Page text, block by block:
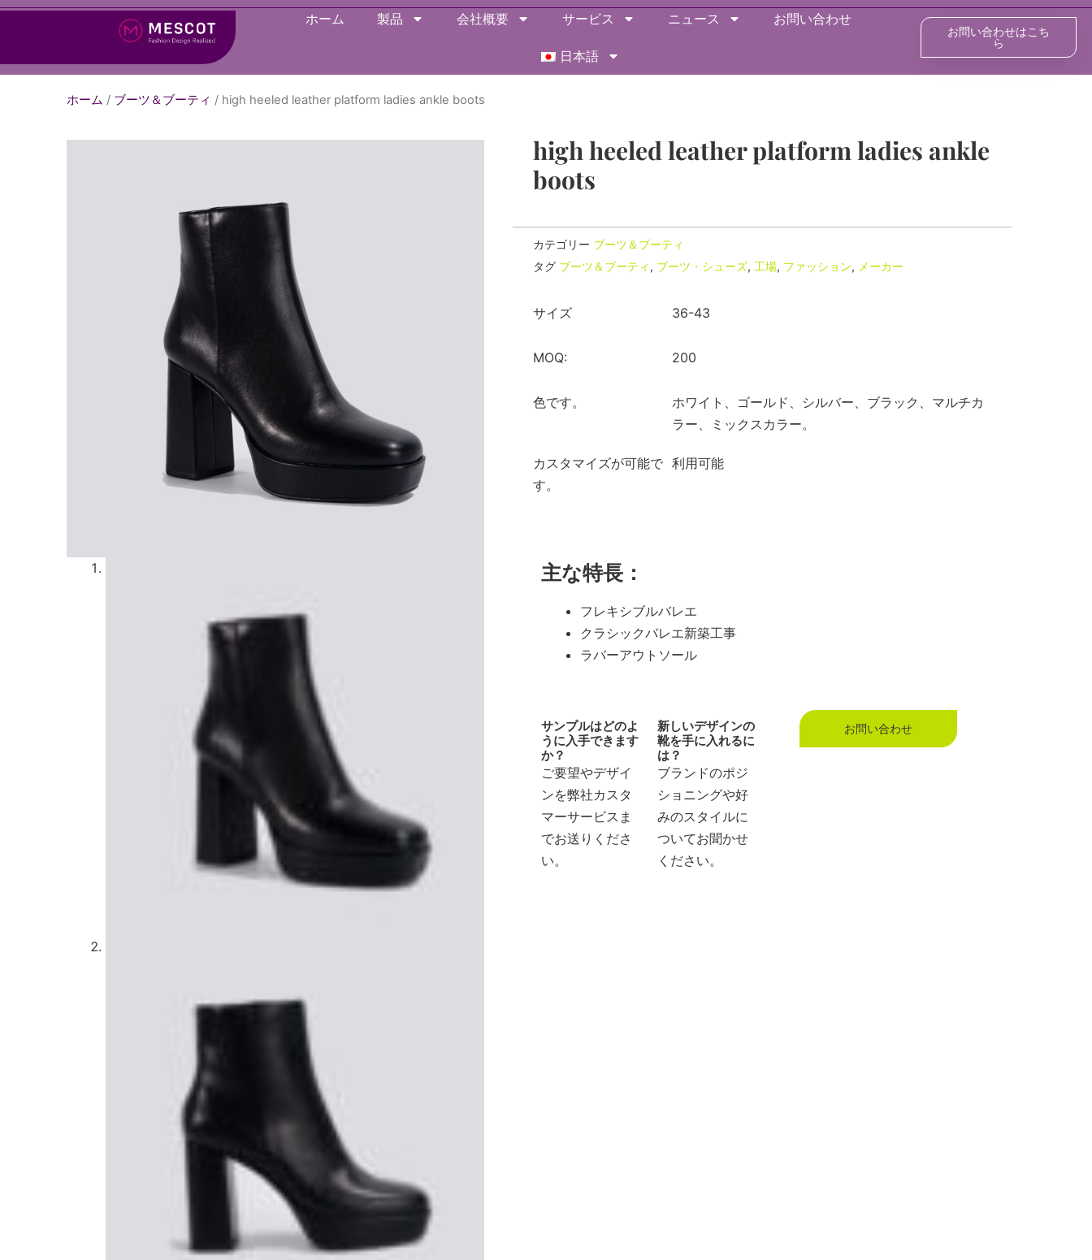
ホーム 製品 会社概要 サービス ニュース お問い合わせ
日本語
お問い合わせはこち
ら
ホーム / ブーツ＆ブーティ / high heeled leather platform ladies ankle boots
high heeled leather platform ladies ankle
boots
カテゴリー ブーツ＆ブーティ
タグ ブーツ＆ブーティ , ブーツ・シューズ, 工場, ファッション, メーカー
サイズ 36-43
MOQ: 200
色です。
ホワイト、ゴールド、シルバー、ブラック、マルチカ
ラー、ミックスカラー。
カスタマイズが可能で
す。
利用可能
主な特長：
フレキシブルバレエ
クラシックバレエ新築工事
ラバーアウトソール
サンプルはどのよ
うに入手できます
か？
ご要望やデザイ
ンを弊社カスタ
マーサービスま
でお送りくださ
い。
新しいデザインの
靴を手に入れるに
は？
ブランドのポジ
ショニングや好
みのスタイルに
ついてお聞かせ
ください。
お問い合わせ